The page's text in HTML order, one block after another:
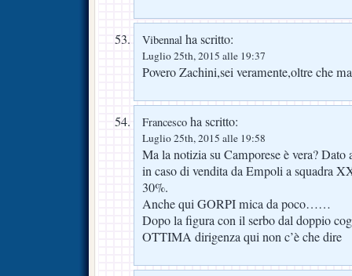
Vibennal ha scritto:
Luglio 25th, 2015 alle 19:37
Povero Zachini,sei veramente,oltre che
Francesco ha scritto:
Luglio 25th, 2015 alle 19:58
Ma la notizia su Camporese è vera?
in caso di vendita da Empoli a squadra
30%.
Anche qui GORPI mica da poco……
Dopo la figura con il serbo dal doppio
OTTIMA dirigenza qui non c’è che dire